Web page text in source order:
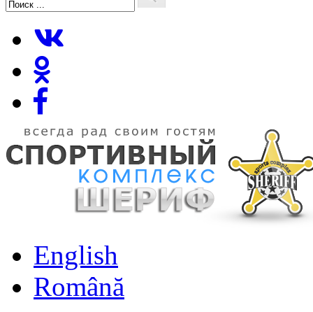
English
Română